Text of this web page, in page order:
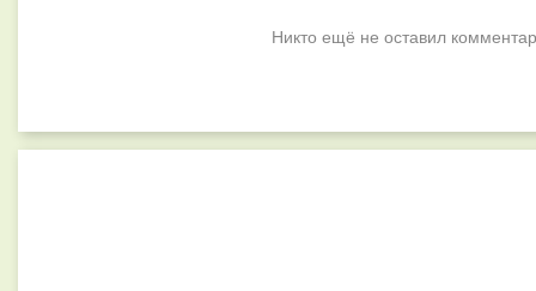
Никто ещё не оставил